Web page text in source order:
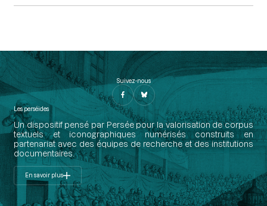
Suivez-nous
Les perséides
Un dispositif pensé par Persée pour la valorisation de corpus
textuels et iconographiques numérisés construits en
partenariat avec des équipes de recherche et des institutions
documentaires.
En savoir plus